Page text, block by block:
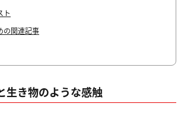
ト
の関連記事
生き物のような感触